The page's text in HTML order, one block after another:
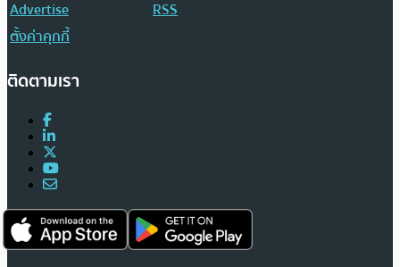
Advertise
RSS
ตั้งค่าคุกกี้
ติดตามเรา